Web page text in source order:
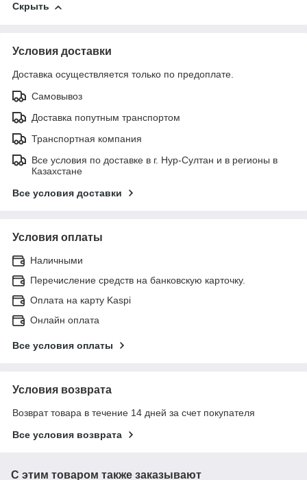
Скрыть
Условия доставки
Доставка осуществляется только по предоплате.
Самовывоз
Доставка попутным транспортом
Транспортная компания
Все условия по доставке в г. Нур-Султан и в регионы в
Казахстане
Все условия доставки
Условия оплаты
Наличными
Перечисление средств на банковскую карточку.
Оплата на карту Kaspi
Онлайн оплата
Все условия оплаты
Условия возврата
Возврат товара в течение 14 дней за счет покупателя
Все условия возврата
С этим товаром также заказывают